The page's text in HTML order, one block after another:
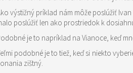
výstižný príklad nám môže poslúžiť Ivan z rozprávky Mrázik, ktorý
poslúžiť len ako prostriedok k
podobné je to tiež, keď si niekto
zištný.